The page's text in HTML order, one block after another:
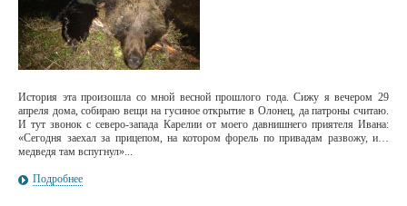
История эта произошла со мной весной прошлого года. Сижу я вечером 29
апреля дома, собираю вещи на гусиное открытие в Олонец, да патроны считаю.
И тут звонок с северо-запада Карелии от моего давнишнего приятеля Ивана:
«Сегодня заехал за прицепом, на котором форель по привадам развожу, и…
медведя там вспугнул»...
Подробнее